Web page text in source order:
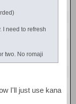
I need to refresh
two. No romaji
I'll just use kana